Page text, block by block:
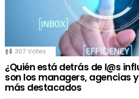
307 Votes
¿Quién está detrás de l@s
son los managers, agencias
más destacados